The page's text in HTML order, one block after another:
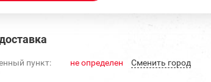
пункт: не определен Cменить город